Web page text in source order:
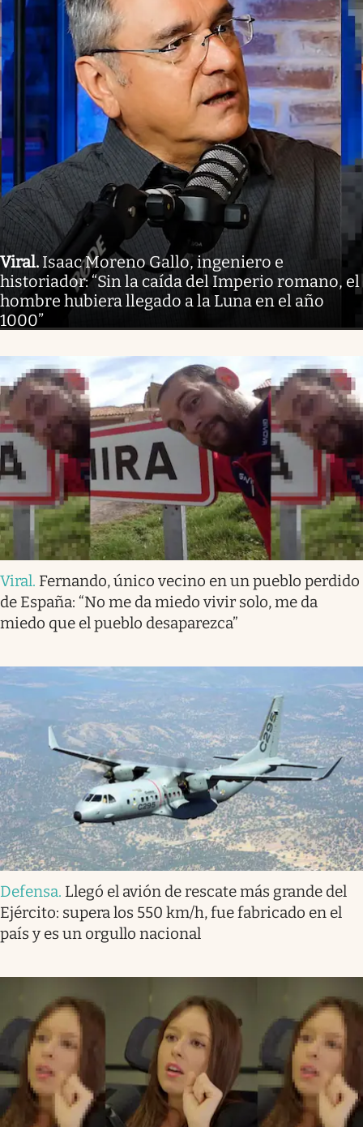
Viral. Isaac Moreno Gallo, ingeniero e
historiador: “Sin la caída del Imperio romano, el
hombre hubiera llegado a la Luna en el año
1000”
Viral. Fernando, único vecino en un pueblo perdido
de España: “No me da miedo vivir solo, me da
miedo que el pueblo desaparezca”
Defensa. Llegó el avión de rescate más grande del
Ejército: supera los 550 km/h, fue fabricado en el
país y es un orgullo nacional